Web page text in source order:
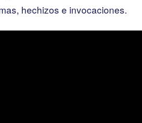
hechizos e invocaciones.